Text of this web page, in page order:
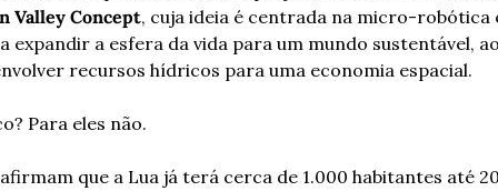
Valley Concept, cuja ideia é centrada na micro-robótica
expandir a esfera da vida para um mundo sustentável,
recursos hídricos para uma economia espacial.
Para eles não.
que a Lua já terá cerca de 1.000 habitantes até